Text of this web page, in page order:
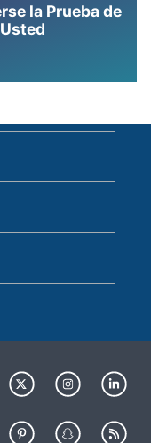
la Prueba de